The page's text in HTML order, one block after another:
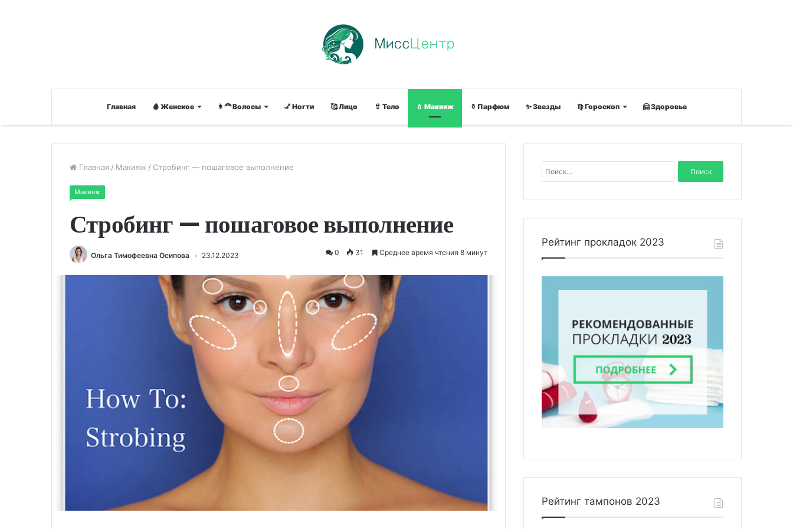
Главная 🩸 Женское 👩‍🦰 Волосы 💅 Ногти 🥰 Лицо 👙 Тело 💄 Макияж ⚱ Парфюм ✨ Звезды ♍ Гороскоп 🤗 Здоровье
Главная / Макияж / Стробинг — пошаговое выполнение
Макияж
Стробинг — пошаговое выполнение
Ольга Тимофеевна Осипова 23.12.2023 0 31 Среднее время чтения 8 минут
а
и
Рейтинг прокладок 2023
Рейтинг тампонов 2023